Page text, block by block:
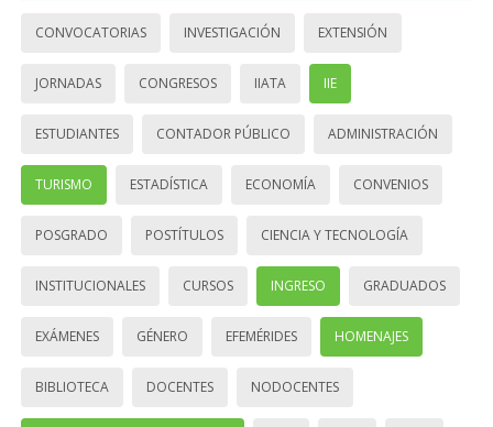
CONVOCATORIAS INVESTIGACIÓN EXTENSIÓN
JORNADAS CONGRESOS IIATA IIE
ESTUDIANTES CONTADOR PÚBLICO ADMINISTRACIÓN
TURISMO ESTADÍSTICA ECONOMÍA CONVENIOS
POSGRADO POSTÍTULOS CIENCIA Y TECNOLOGÍA
INSTITUCIONALES CURSOS INGRESO GRADUADOS
EXÁMENES GÉNERO EFEMÉRIDES HOMENAJES
BIBLIOTECA DOCENTES NODOCENTES